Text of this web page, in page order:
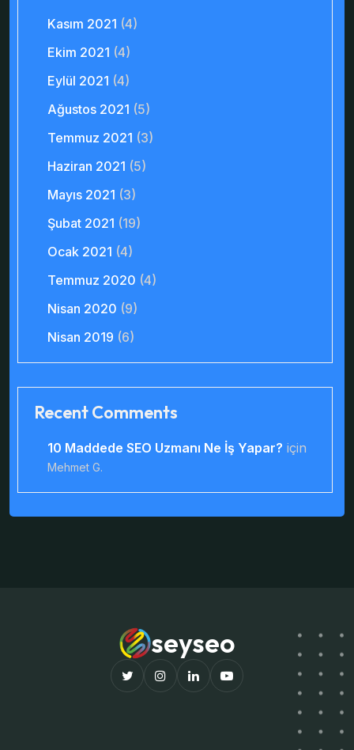
Kasım 2021 (4)
Ekim 2021 (4)
Eylül 2021 (4)
Ağustos 2021 (5)
Temmuz 2021 (3)
Haziran 2021 (5)
Mayıs 2021 (3)
Şubat 2021 (19)
Ocak 2021 (4)
Temmuz 2020 (4)
Nisan 2020 (9)
Nisan 2019 (6)
Recent Comments
10 Maddede SEO Uzmanı Ne İş Yapar? için
Mehmet G.
seyseo